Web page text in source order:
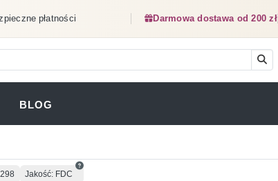
płatności Darmowa dostawa od 200 zł
BLOG
Jakość: FDC